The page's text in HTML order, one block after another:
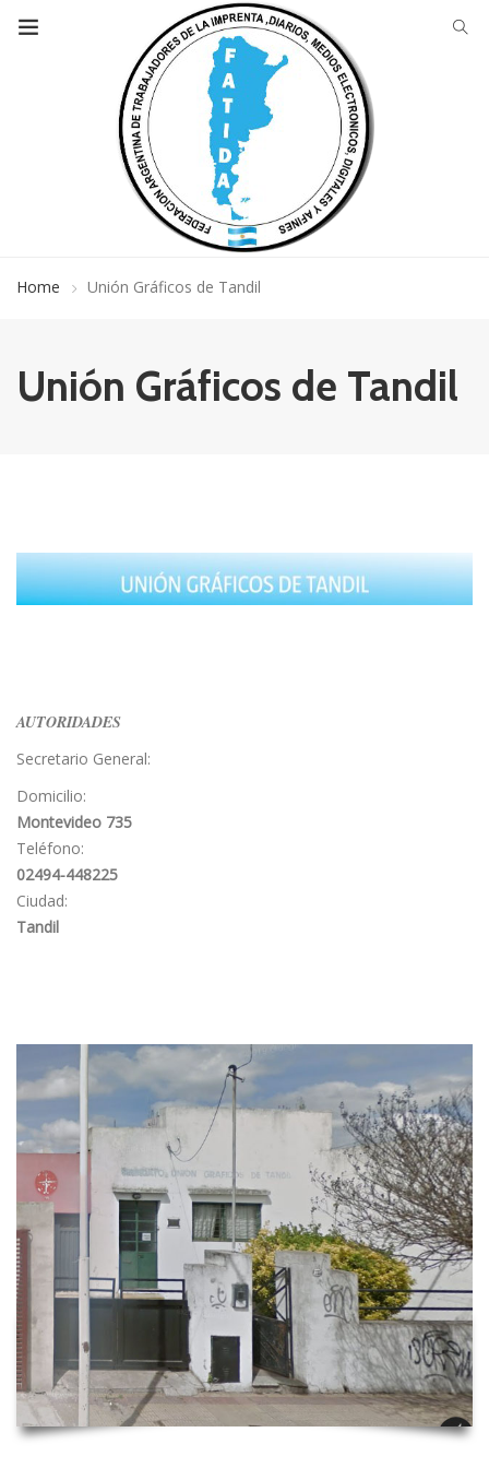
Home Unión Gráficos de Tandil
Unión Gráficos de Tandil
AUTORIDADES
Secretario General:
Domicilio:
Montevideo 735
Teléfono:
02494-448225
Ciudad:
Tandil